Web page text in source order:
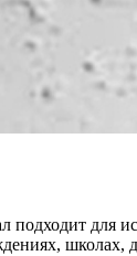
подходит для
школах,